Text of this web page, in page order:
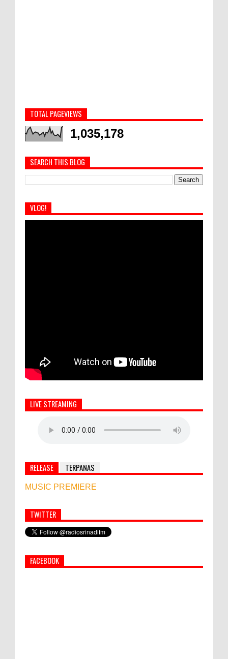
TOTAL PAGEVIEWS
1,035,178
SEARCH THIS BLOG
VLOG!
LIVE STREAMING
RELEASE TERPANAS
MUSIC PREMIERE
Simbol Persahabatan, RI Bangun Islamic Centre di
Afghanistan
PEMKAB KLUNGKUNG GELAR PASAR
TWITTER
FACEBOOK